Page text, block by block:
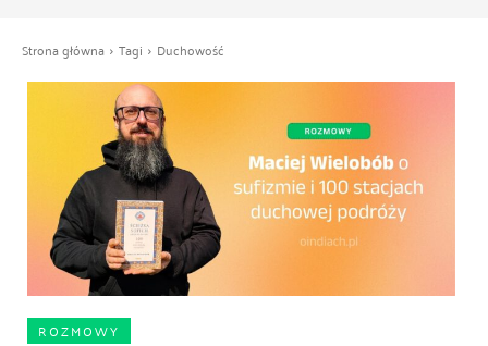
Strona główna Tagi Duchowość
ROZMOWY